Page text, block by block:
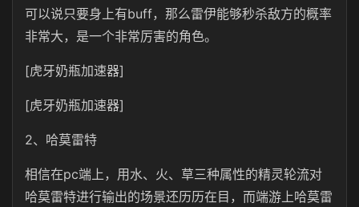
可以说只要身上有buff，那么雷伊能够秒杀敌方的概率
非常大，是一个非常厉害的角色。
[虎牙奶瓶加速器]
[虎牙奶瓶加速器]
2、哈莫雷特
相信在pc端上，用水、火、草三种属性的精灵轮流对
哈莫雷特进行输出的场景还历历在目，而端游上哈莫雷